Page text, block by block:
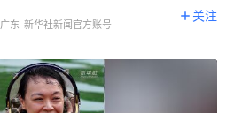
广东 新华社新闻官方账号
关注